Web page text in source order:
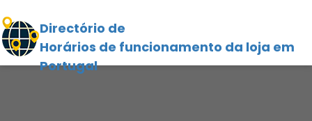
Directório de
Horários de funcionamento da loja em
Portugal